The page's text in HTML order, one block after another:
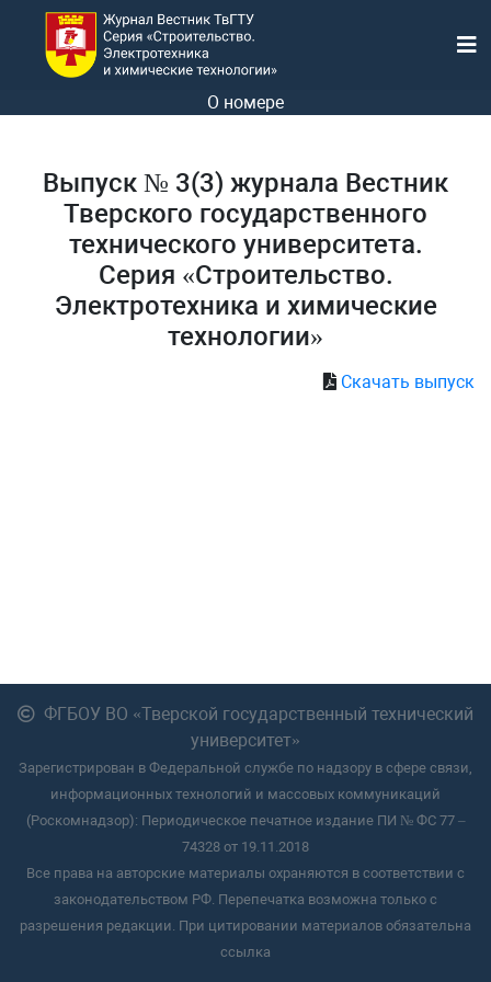
О номере
Выпуск № 3(3) журнала Вестник
Тверского государственного
технического университета.
Серия «Строительство.
Электротехника и химические
технологии»
Скачать выпуск
ФГБОУ ВО «Тверской государственный технический
университет»
Зарегистрирован в Федеральной службе по надзору в сфере связи,
информационных технологий и массовых коммуникаций
(Роскомнадзор): Периодическое печатное издание ПИ № ФС 77 –
74328 от 19.11.2018
Все права на авторские материалы охраняются в соответствии с
законодательством РФ. Перепечатка возможна только с
разрешения редакции. При цитировании материалов обязательна
ссылка